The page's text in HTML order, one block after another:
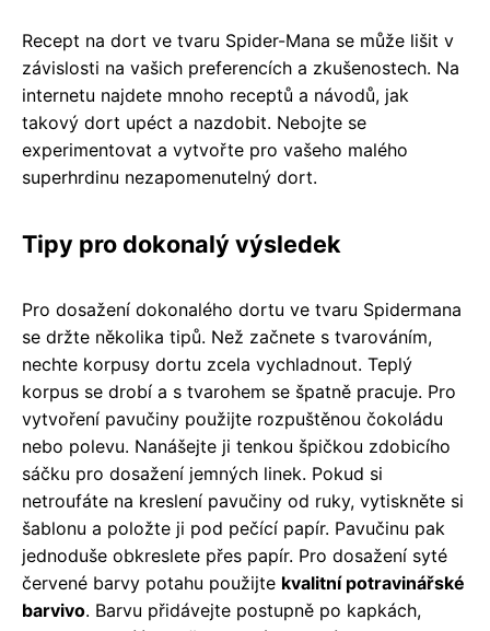
Recept na dort ve tvaru Spider-Mana se může lišit v
závislosti na vašich preferencích a zkušenostech. Na
internetu najdete mnoho receptů a návodů, jak
takový dort upéct a nazdobit. Nebojte se
experimentovat a vytvořte pro vašeho malého
superhrdinu nezapomenutelný dort.
Tipy pro dokonalý výsledek
Pro dosažení dokonalého dortu ve tvaru Spidermana
se držte několika tipů. Než začnete s tvarováním,
nechte korpusy dortu zcela vychladnout. Teplý
korpus se drobí a s tvarohem se špatně pracuje. Pro
vytvoření pavučiny použijte rozpuštěnou čokoládu
nebo polevu. Nanášejte ji tenkou špičkou zdobicího
sáčku pro dosažení jemných linek. Pokud si
netroufáte na kreslení pavučiny od ruky, vytiskněte si
šablonu a položte ji pod pečící papír. Pavučinu pak
jednoduše obkreslete přes papír. Pro dosažení syté
červené barvy potahu použijte kvalitní potravinářské
barvivo. Barvu přidávejte postupně po kapkách,